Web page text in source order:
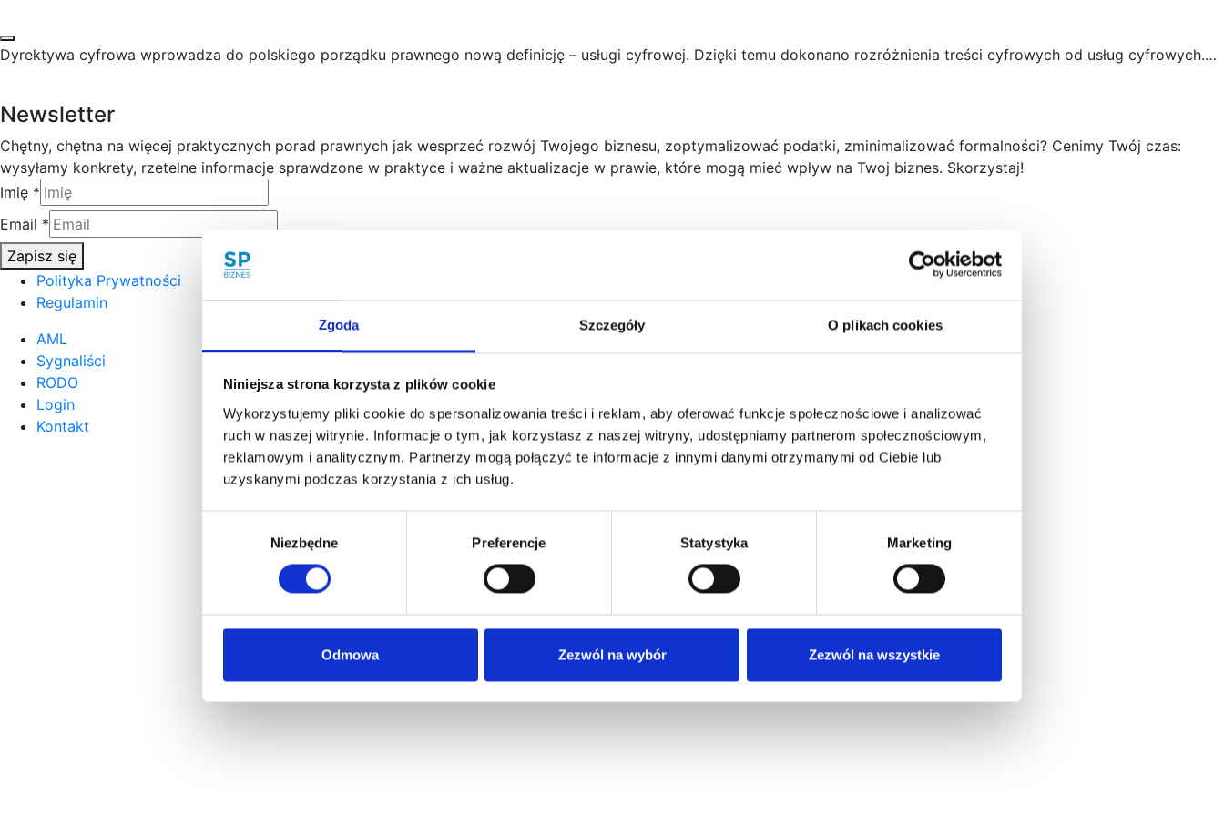
Zgoda Szczegóły O plikach cookies
Niniejsza strona korzysta z plików cookie
Wykorzystujemy pliki cookie do spersonalizowania treści i reklam, aby oferować funkcje społecznościowe i analizować
ruch w naszej witrynie. Informacje o tym, jak korzystasz z naszej witryny, udostępniamy partnerom społecznościowym,
reklamowym i analitycznym. Partnerzy mogą połączyć te informacje z innymi danymi otrzymanymi od Ciebie lub
uzyskanymi podczas korzystania z ich usług.
Niezbędne Preferencje Statystyka Marketing
Odmowa Zezwól na wybór Zezwól na wszystkie
Dyrektywa cyfrowa wprowadza do polskiego porządku prawnego nową definicję – usługi cyfrowej. Dzięki temu dokonano rozróżnienia treści cyfrowych od usług cyfrowych.…
Newsletter
Chętny, chętna na więcej praktycznych porad prawnych jak wesprzeć rozwój Twojego biznesu, zoptymalizować podatki, zminimalizować formalności? Cenimy Twój czas:
wysyłamy konkrety, rzetelne informacje sprawdzone w praktyce i ważne aktualizacje w prawie, które mogą mieć wpływ na Twoj biznes. Skorzystaj!
Imię *
Email *
Zapisz się
Polityka Prywatności
Regulamin
AML
Sygnaliści
RODO
Login
Kontakt